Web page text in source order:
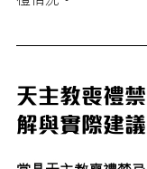
天主教喪禮
解與實際建議